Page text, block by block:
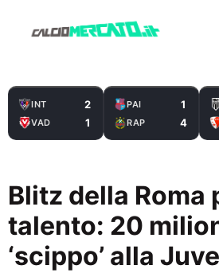
INT 2
VAD 1
PAI 1
RAP 4
Blitz della Roma
talento: 20
‘scippo’ alla Juve